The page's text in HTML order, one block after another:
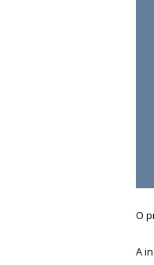
O
A